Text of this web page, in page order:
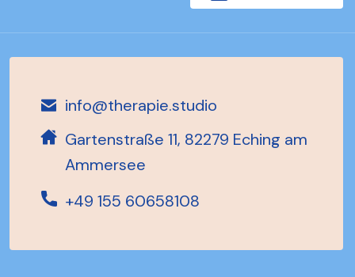
info@therapie.studio
Gartenstraße 11, 82279 Eching am
Ammersee
+49 155 60658108